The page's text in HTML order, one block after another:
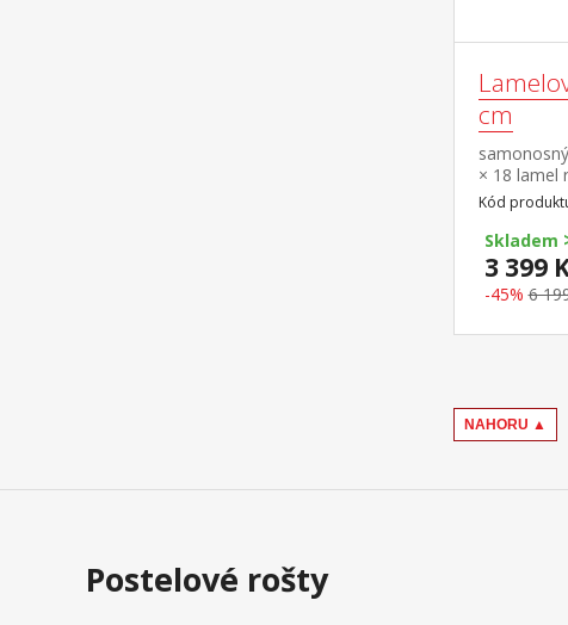
cm
× 18 lamel
postele, do
laťkový rošt
Kód
Skladem
3 399
-45% 6
NAHORU ▲
Postelové rošty